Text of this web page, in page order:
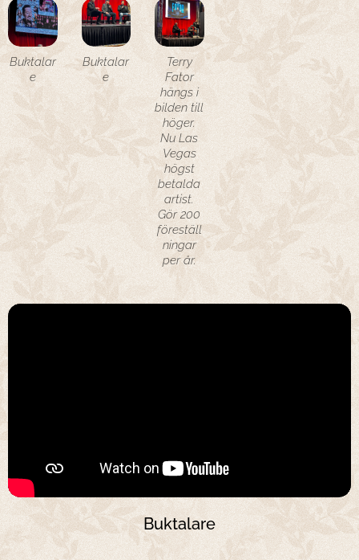
Buktalar
e
Buktalar
e
Terry
Fator
hängs i
bilden till
höger.
Nu Las
Vegas
högst
betalda
artist.
Gör 200
föreställ
ningar
per år.
Buktalare